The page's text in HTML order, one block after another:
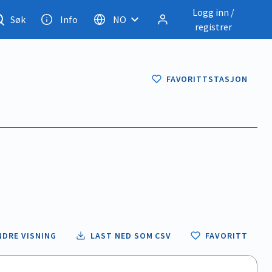
Søk Info NO
Logg inn /
registrer
FAVORITTSTASJON
VISNING LAST NED SOM CSV FAVORITT